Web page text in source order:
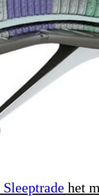
Sleeptrade het